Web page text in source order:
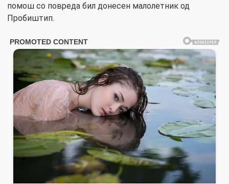
помош со повреда бил донесен малолетник од
Пробиштип.